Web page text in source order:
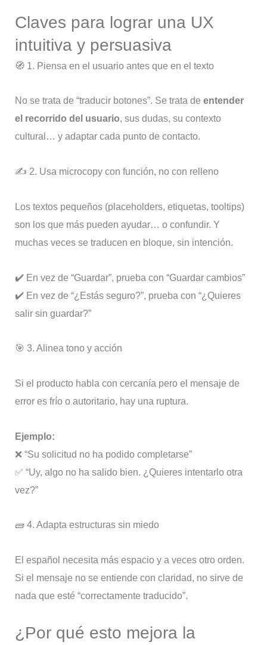
Claves para lograr una UX
intuitiva y persuasiva
🧭 1. Piensa en el usuario antes que en el texto
No se trata de “traducir botones”. Se trata de entender
el recorrido del usuario, sus dudas, su contexto
cultural… y adaptar cada punto de contacto.
✍️ 2. Usa microcopy con función, no con relleno
Los textos pequeños (placeholders, etiquetas, tooltips)
son los que más pueden ayudar… o confundir. Y
muchas veces se traducen en bloque, sin intención.
✔️ En vez de “Guardar”, prueba con “Guardar cambios”
✔️ En vez de “¿Estás seguro?”, prueba con “¿Quieres
salir sin guardar?”
🎯 3. Alinea tono y acción
Si el producto habla con cercanía pero el mensaje de
error es frío o autoritario, hay una ruptura.
Ejemplo:
❌ “Su solicitud no ha podido completarse”
✅ “Uy, algo no ha salido bien. ¿Quieres intentarlo otra
vez?”
🧱 4. Adapta estructuras sin miedo
El español necesita más espacio y a veces otro orden.
Si el mensaje no se entiende con claridad, no sirve de
nada que esté “correctamente traducido”.
¿Por qué esto mejora la